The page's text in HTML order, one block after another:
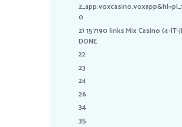
0
2) 157190 links Mix Casino (4-IT-
DONE
22
23
24
26
34
35